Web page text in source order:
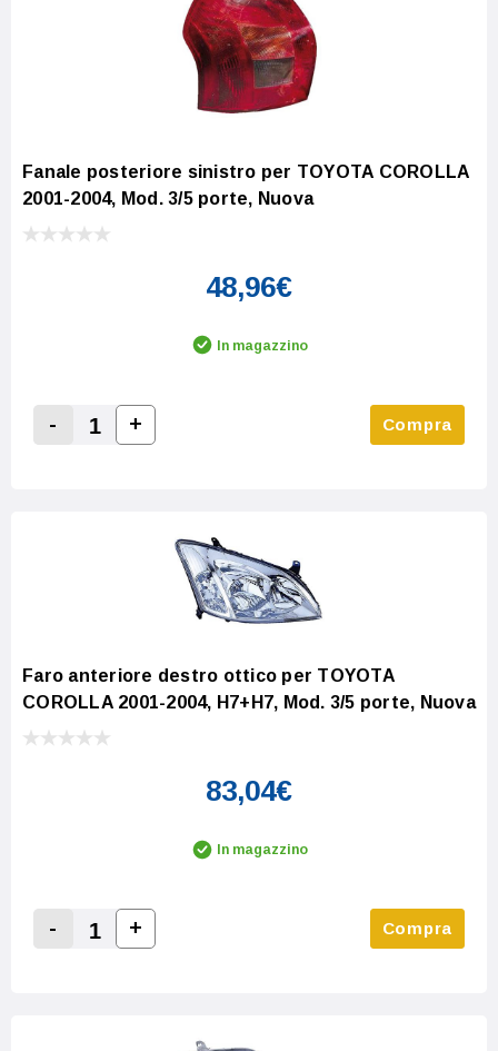
Fanale posteriore sinistro per TOYOTA COROLLA
2001-2004, Mod. 3/5 porte, Nuova
48,96€
In magazzino
Decrease Quantity:
-
Increase Quantity:
+ Compra
Faro anteriore destro ottico per TOYOTA
COROLLA 2001-2004, H7+H7, Mod. 3/5 porte, Nuova
83,04€
In magazzino
Decrease Quantity:
-
Increase Quantity:
+ Compra